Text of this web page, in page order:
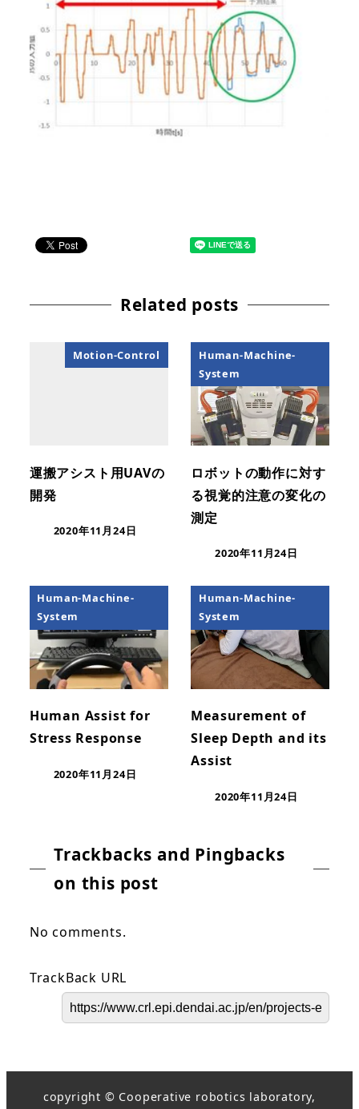
Related posts
Motion-Control
運搬アシスト用UAVの
開発
2020年11月24日
Human-Machine-
System
ロボットの動作に対す
る視覚的注意の変化の
測定
2020年11月24日
Human-Machine-
System
Human Assist for
Stress Response
2020年11月24日
Human-Machine-
System
Measurement of
Sleep Depth and its
Assist
2020年11月24日
Trackbacks and Pingbacks
on this post
No comments.
TrackBack URL
copyright © Cooperative robotics laboratory,